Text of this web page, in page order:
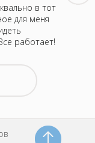
в тот
для меня
работает!